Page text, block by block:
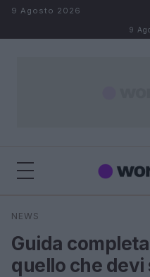
Salta al contenuto
9 Agosto 2026
9
Cerca
NEWS
Guida
quello che devi